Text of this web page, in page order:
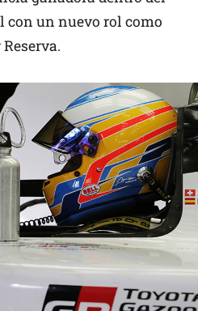
con un nuevo rol como